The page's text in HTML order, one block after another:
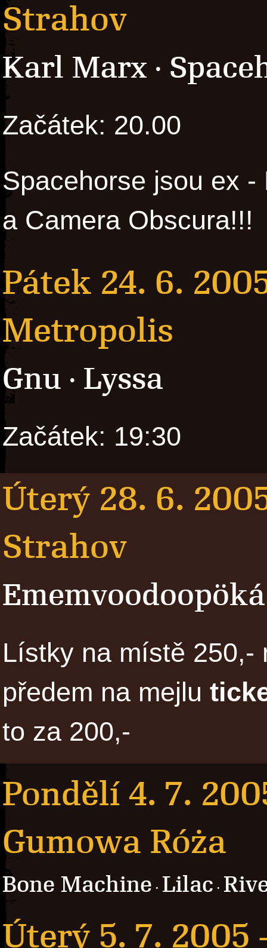
Strahov
Karl Marx ·
Začátek: 20.00
Spacehorse jsou ex
a Camera Obscura!!!
Pátek 24. 6.
Metropolis
Gnu · Lyssa
Začátek: 19:30
Úterý 28. 6.
Strahov
Ememvoodoopöká
Lístky na místě 250,-
předem na mejlu
to za 200,-
Pondělí 4. 7.
Gumowa Róża
Bone Machine · Lilac ·
Úterý 5. 7. 2005